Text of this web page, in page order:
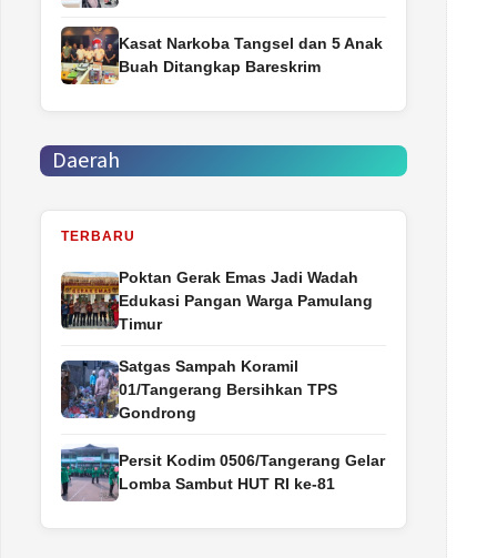
Kasat Narkoba Tangsel dan 5 Anak
Buah Ditangkap Bareskrim
Daerah
TERBARU
Poktan Gerak Emas Jadi Wadah
Edukasi Pangan Warga Pamulang
Timur
Satgas Sampah Koramil
01/Tangerang Bersihkan TPS
Gondrong
Persit Kodim 0506/Tangerang Gelar
Lomba Sambut HUT RI ke-81